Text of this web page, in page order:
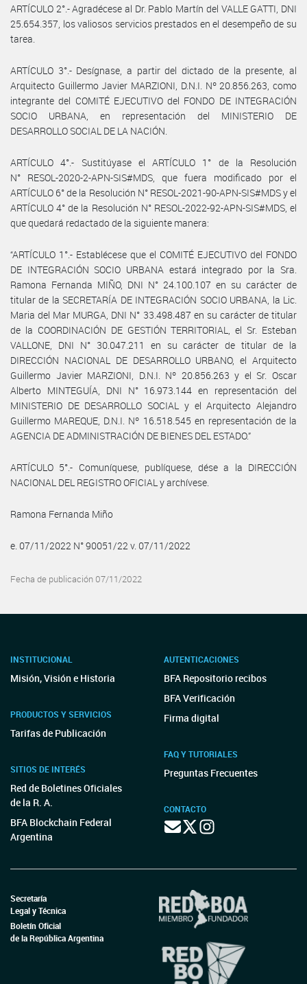
ARTÍCULO 2°.- Agradécese al Dr. Pablo Martín del VALLE GATTI, DNI
25.654.357, los valiosos servicios prestados en el desempeño de su
tarea.
ARTÍCULO 3°.- Desígnase, a partir del dictado de la presente, al
Arquitecto Guillermo Javier MARZIONI, D.N.I. Nº 20.856.263, como
integrante del COMITÉ EJECUTIVO del FONDO DE INTEGRACIÓN
SOCIO URBANA, en representación del MINISTERIO DE
DESARROLLO SOCIAL DE LA NACIÓN.
ARTÍCULO 4°.- Sustitúyase el ARTÍCULO 1° de la Resolución
N° RESOL-2020-2-APN-SIS#MDS, que fuera modificado por el
ARTÍCULO 6° de la Resolución N° RESOL-2021-90-APN-SIS#MDS y el
ARTÍCULO 4° de la Resolución N° RESOL-2022-92-APN-SIS#MDS, el
que quedará redactado de la siguiente manera:
“ARTÍCULO 1°.- Establécese que el COMITÉ EJECUTIVO del FONDO
DE INTEGRACIÓN SOCIO URBANA estará integrado por la Sra.
Ramona Fernanda MIÑO, DNI N° 24.100.107 en su carácter de
titular de la SECRETARÍA DE INTEGRACIÓN SOCIO URBANA, la Lic.
Maria del Mar MURGA, DNI N° 33.498.487 en su carácter de titular
de la COORDINACIÓN DE GESTIÓN TERRITORIAL, el Sr. Esteban
VALLONE, DNI N° 30.047.211 en su carácter de titular de la
DIRECCIÓN NACIONAL DE DESARROLLO URBANO, el Arquitecto
Guillermo Javier MARZIONI, D.N.I. Nº 20.856.263 y el Sr. Oscar
Alberto MINTEGUÍA, DNI N° 16.973.144 en representación del
MINISTERIO DE DESARROLLO SOCIAL y el Arquitecto Alejandro
Guillermo MAREQUE, D.N.I. Nº 16.518.545 en representación de la
AGENCIA DE ADMINISTRACIÓN DE BIENES DEL ESTADO.”
ARTÍCULO 5°.- Comuníquese, publíquese, dése a la DIRECCIÓN
NACIONAL DEL REGISTRO OFICIAL y archívese.
Ramona Fernanda Miño
e. 07/11/2022 N° 90051/22 v. 07/11/2022
Fecha de publicación 07/11/2022
INSTITUCIONAL
Misión, Visión e Historia
PRODUCTOS Y SERVICIOS
Tarifas de Publicación
SITIOS DE INTERÉS
Red de Boletines Oficiales
de la R. A.
BFA Blockchain Federal
Argentina
AUTENTICACIONES
BFA Repositorio recibos
BFA Verificación
Firma digital
FAQ Y TUTORIALES
Preguntas Frecuentes
CONTACTO
Secretaría
Legal y Técnica
Boletín Oficial
de la República Argentina